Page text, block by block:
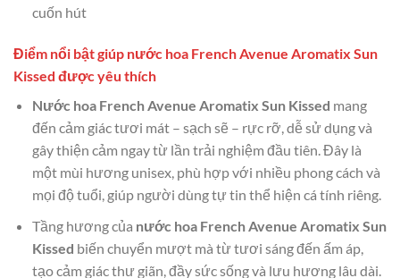
cuốn hút
Điểm nổi bật giúp nước hoa French Avenue Aromatix Sun
Kissed được yêu thích
Nước hoa French Avenue Aromatix Sun Kissed mang
đến cảm giác tươi mát – sạch sẽ – rực rỡ, dễ sử dụng và
gây thiện cảm ngay từ lần trải nghiệm đầu tiên. Đây là
một mùi hương unisex, phù hợp với nhiều phong cách và
mọi độ tuổi, giúp người dùng tự tin thể hiện cá tính riêng.
Tầng hương của nước hoa French Avenue Aromatix Sun
Kissed biến chuyển mượt mà từ tươi sáng đến ấm áp,
tạo cảm giác thư giãn, đầy sức sống và lưu hương lâu dài.